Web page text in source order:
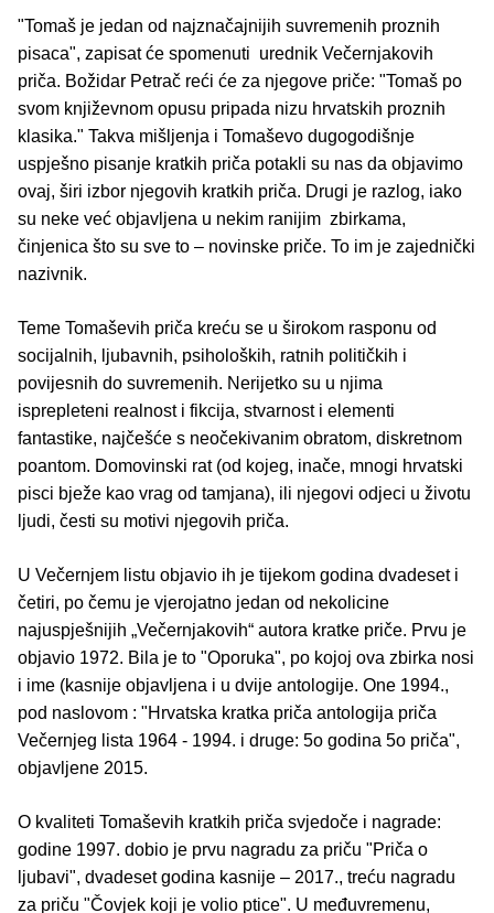
"Tomaš je jedan od najznačajnijih suvremenih proznih
pisaca", zapisat će spomenuti urednik Večernjakovih
priča. Božidar Petrač reći će za njegove priče: "Tomaš po
svom književnom opusu pripada nizu hrvatskih proznih
klasika." Takva mišljenja i Tomaševo dugogodišnje
uspješno pisanje kratkih priča potakli su nas da objavimo
ovaj, širi izbor njegovih kratkih priča. Drugi je razlog, iako
su neke već objavljena u nekim ranijim zbirkama,
činjenica što su sve to – novinske priče. To im je zajednički
nazivnik.
Teme Tomaševih priča kreću se u širokom rasponu od
socijalnih, ljubavnih, psiholoških, ratnih političkih i
povijesnih do suvremenih. Nerijetko su u njima
isprepleteni realnost i fikcija, stvarnost i elementi
fantastike, najčešće s neočekivanim obratom, diskretnom
poantom. Domovinski rat (od kojeg, inače, mnogi hrvatski
pisci bježe kao vrag od tamjana), ili njegovi odjeci u životu
ljudi, česti su motivi njegovih priča.
U Večernjem listu objavio ih je tijekom godina dvadeset i
četiri, po čemu je vjerojatno jedan od nekolicine
najuspješnijih „Večernjakovih“ autora kratke priče. Prvu je
objavio 1972. Bila je to "Oporuka", po kojoj ova zbirka nosi
i ime (kasnije objavljena i u dvije antologije. One 1994.,
pod naslovom : "Hrvatska kratka priča antologija priča
Večernjeg lista 1964 - 1994. i druge: 5o godina 5o priča",
objavljene 2015.
O kvaliteti Tomaševih kratkih priča svjedoče i nagrade:
godine 1997. dobio je prvu nagradu za priču "Priča o
ljubavi", dvadeset godina kasnije – 2017., treću nagradu
za priču "Čovjek koji je volio ptice". U međuvremenu,